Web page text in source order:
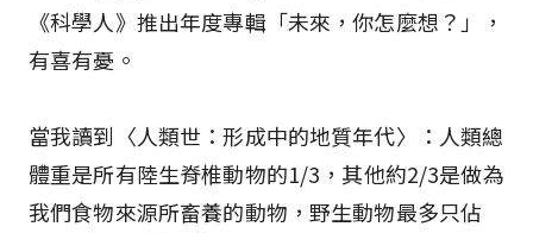
《科學人》推出年度專輯「未來，你怎麼想？」，
有喜有憂。
當我讀到〈人類世：形成中的地質年代〉：人類總
體重是所有陸生脊椎動物的1/3，其他約2/3是做為
我們食物來源所畜養的動物，野生動物最多只佔